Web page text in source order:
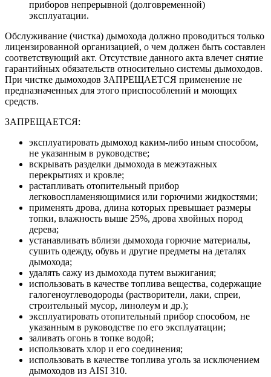
приборов непрерывной (долговременной)
эксплуатации.
Обслуживание (чистка) дымохода должно проводиться только
лицензированной организацией, о чем должен быть составлен
соответствующий акт. Отсутствие данного акта влечет снятие
гарантийных обязательств относительно системы дымоходов.
При чистке дымоходов ЗАПРЕЩАЕТСЯ применение не
предназначенных для этого приспособлений и моющих
средств.
ЗАПРЕЩАЕТСЯ:
эксплуатировать дымоход каким-либо иным способом,
не указанным в руководстве;
вскрывать разделки дымохода в межэтажных
перекрытиях и кровле;
растапливать отопительный прибор
легковоспламеняющимися или горючими жидкостями;
применять дрова, длина которых превышает размеры
топки, влажность выше 25%, дрова хвойных пород
дерева;
устанавливать вблизи дымохода горючие материалы,
сушить одежду, обувь и другие предметы на деталях
дымохода;
удалять сажу из дымохода путем выжигания;
использовать в качестве топлива вещества, содержащие
галогеноуглеводороды (растворители, лаки, спреи,
строительный мусор, линолеум и др.);
эксплуатировать отопительный прибор способом, не
указанным в руководстве по его эксплуатации;
заливать огонь в топке водой;
использовать хлор и его соединения;
использовать в качестве топлива уголь за исключением
дымоходов из AISI 310.